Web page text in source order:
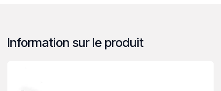
Information sur le produit